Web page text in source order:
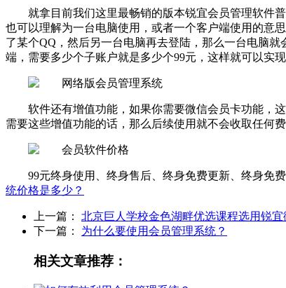
就拿目前我们这里最畅销的版本锐宜会员管理软件
也可以理解为一台电脑使用，或者一个客户端使用的意
了某个QQ，然后另一台电脑再去登陆，那么一台电脑
端，需要多少个子账户就是多少个99元，这样就可以实
软件还有增值功能，如果你需要微信会员卡功能，
需要这些增值功能的话，那么后续使用就不会收取任何费
99元终身使用、终身售后、终身免费更新、终身免
统价格是多少？
上一篇： 北京巨人学校金色湖畔优选课程选用锐
下一篇： 为什么要使用会员管理系统？
相关文章推荐：